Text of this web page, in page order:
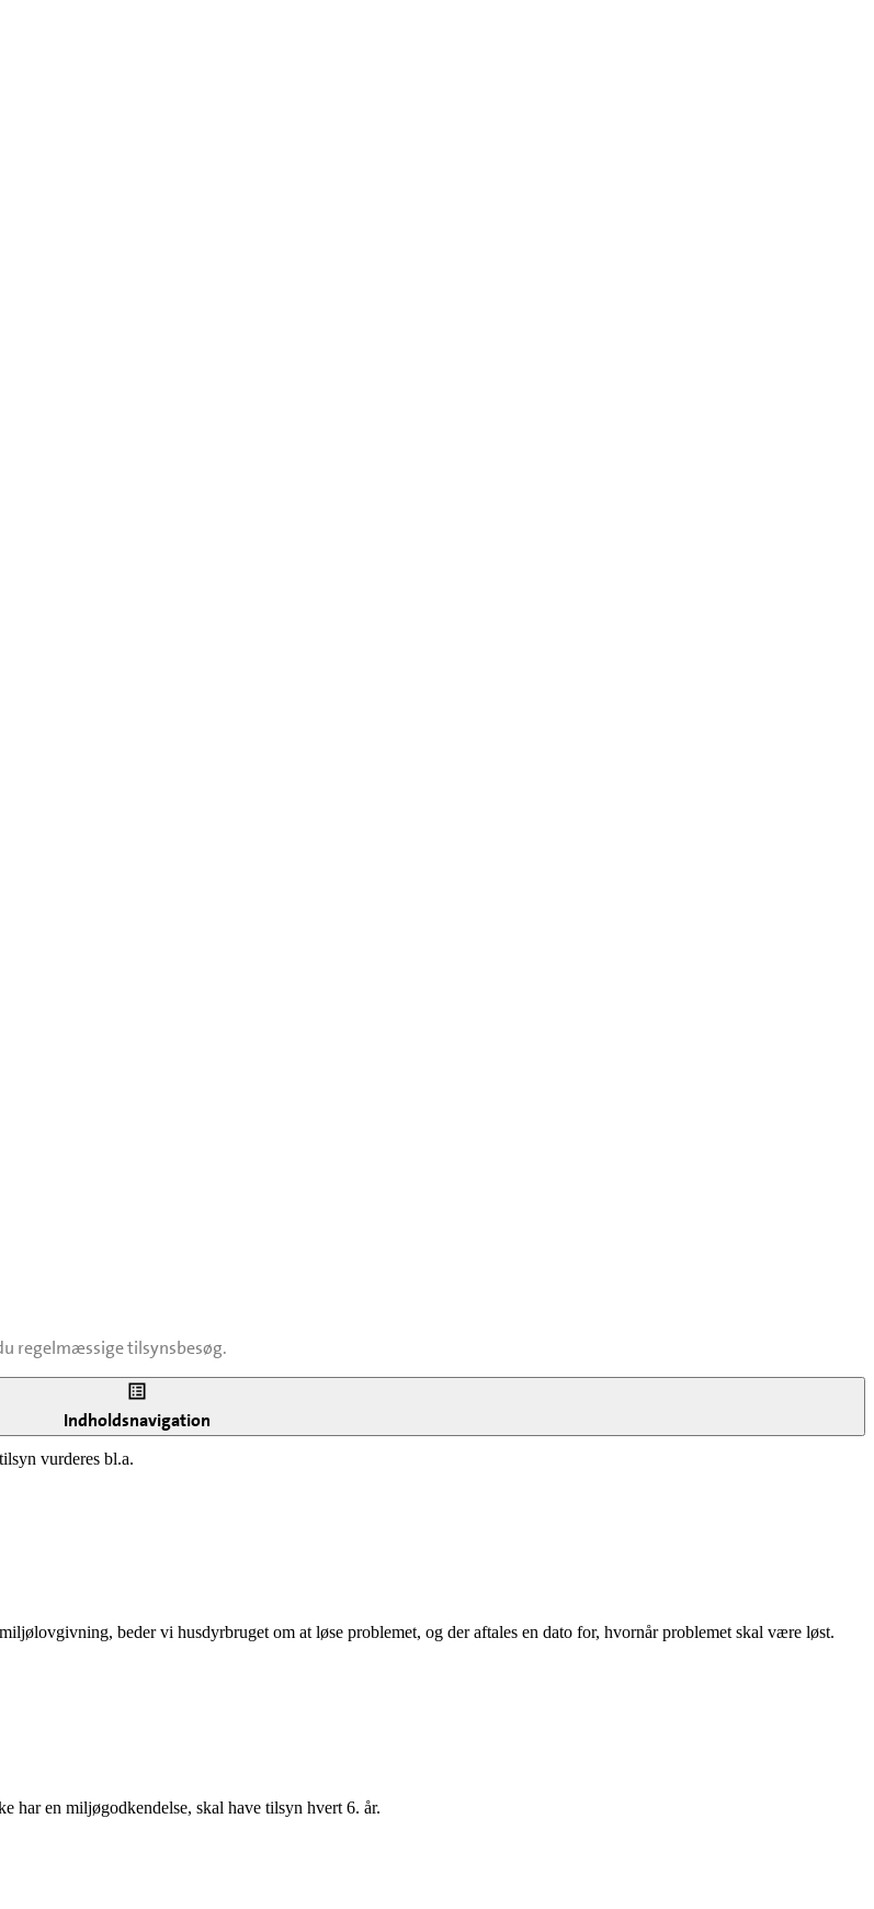
regelmæssige tilsynsbesøg.
Indholdsnavigation
vurderes bl.a.
beder vi husdyrbruget om at løse problemet, og der aftales en dato for, hvornår problemet skal være løst.
har en miljøgodkendelse, skal have tilsyn hvert 6. år.